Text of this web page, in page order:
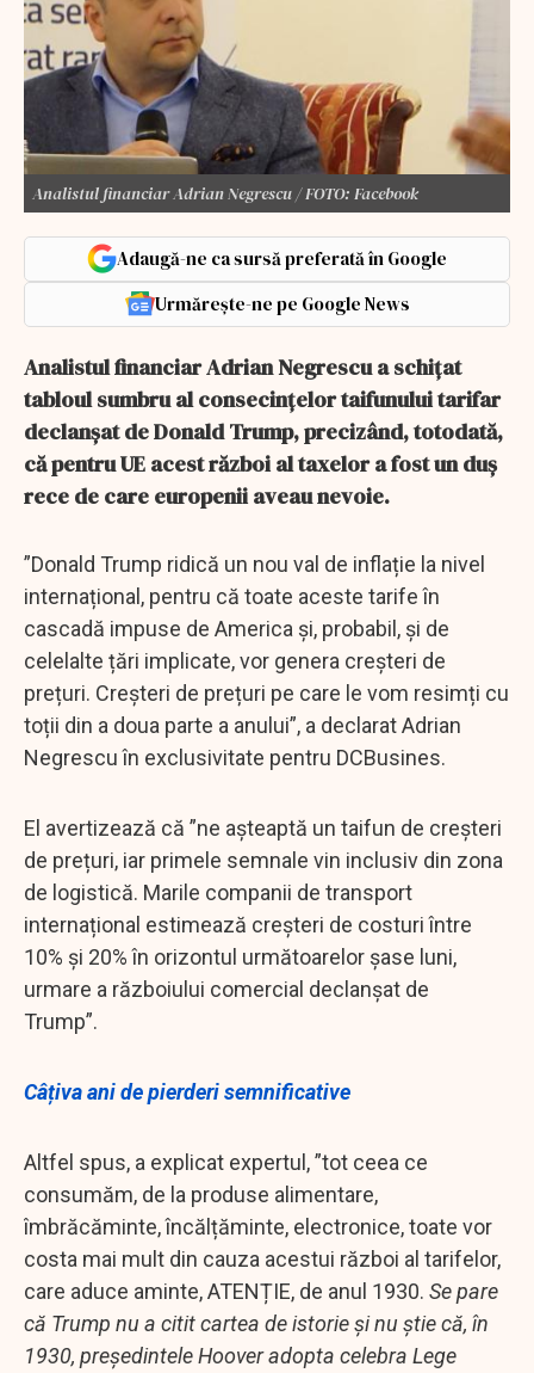
Analistul financiar Adrian Negrescu / FOTO: Facebook
Adaugă-ne ca sursă preferată în Google
Urmărește-ne pe Google News
Analistul financiar Adrian Negrescu a schițat
tabloul sumbru al consecințelor taifunului tarifar
declanșat de Donald Trump, precizând, totodată,
că pentru UE acest război al taxelor a fost un duș
rece de care europenii aveau nevoie.
”Donald Trump ridică un nou val de inflație la nivel
internațional, pentru că toate aceste tarife în
cascadă impuse de America și, probabil, și de
celelalte țări implicate, vor genera creșteri de
prețuri. Creșteri de prețuri pe care le vom resimți cu
toții din a doua parte a anului”, a declarat Adrian
Negrescu în exclusivitate pentru DCBusines.
El avertizează că ”ne așteaptă un taifun de creșteri
de prețuri, iar primele semnale vin inclusiv din zona
de logistică. Marile companii de transport
internațional estimează creșteri de costuri între
10% și 20% în orizontul următoarelor șase luni,
urmare a războiului comercial declanșat de
Trump”.
Câțiva ani de pierderi semnificative
Altfel spus, a explicat expertul, ”tot ceea ce
consumăm, de la produse alimentare,
îmbrăcăminte, încălțăminte, electronice, toate vor
costa mai mult din cauza acestui război al tarifelor,
care aduce aminte, ATENȚIE, de anul 1930. Se pare
că Trump nu a citit cartea de istorie și nu știe că, în
1930, președintele Hoover adopta celebra Lege